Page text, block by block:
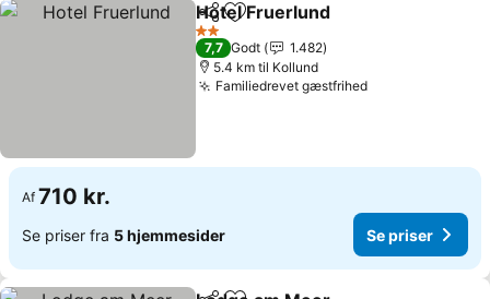
Del Føj til favoritter
Hotel Fruerlund
2 Stjerner
7,7 Godt
1.482
5.4 km til Kollund
Familiedrevet gæstfrihed
Af 710 kr.
Se priser fra 5 hjemmesider Se priser